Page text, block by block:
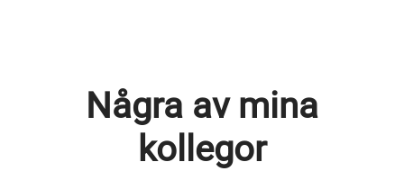
Några av mina
kollegor